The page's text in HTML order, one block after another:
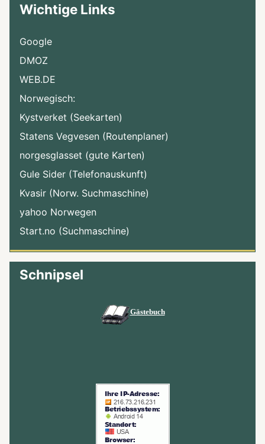
Wichtige Links
Google
DMOZ
WEB.DE
Norwegisch:
Kystverket (Seekarten)
Statens Vegvesen (Routenplaner)
norgesglasset (gute Karten)
Gule Sider (Telefonauskunft)
Kvasir (Norw. Suchmaschine)
yahoo Norwegen
Start.no (Suchmaschine)
Schnipsel
Gästebuch